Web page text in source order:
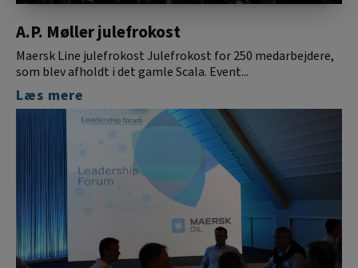
A.P. Møller julefrokost
Maersk Line julefrokost Julefrokost for 250 medarbejdere,
som blev afholdt i det gamle Scala. Event...
Læs mere
MARKETING STATISTIK